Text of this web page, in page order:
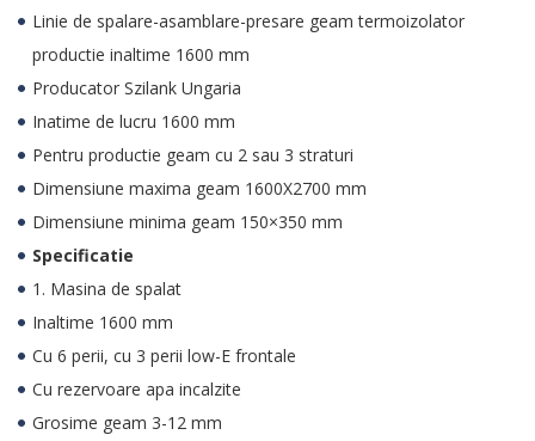
Linie de spalare-asamblare-presare geam termoizolator
productie inaltime 1600 mm
Producator Szilank Ungaria
Inatime de lucru 1600 mm
Pentru productie geam cu 2 sau 3 straturi
Dimensiune maxima geam 1600X2700 mm
Dimensiune minima geam 150×350 mm
Specificatie
1. Masina de spalat
Inaltime 1600 mm
Cu 6 perii, cu 3 perii low-E frontale
Cu rezervoare apa incalzite
Grosime geam 3-12 mm